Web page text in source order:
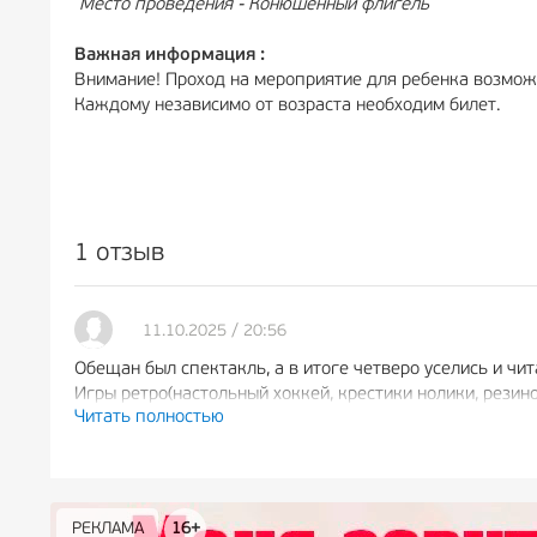
Место проведения - Конюшенный флигель
Важная информация :
Внимание! Проход на мероприятие для ребенка
Каждому независимо от возраста необходим билет.
1 отзыв
11.10.2025 / 20:56
Обещан был спектакль, а в итоге четверо уселись и
Игры ретро(настольный хоккей, крестики нолики,
Ребенку не понравилось и было скучно. В конце
Читать полностью
РЕКЛАМА 16+
РЕКЛАМА 16+
РЕКЛАМА 12+
РЕКЛАМА
РЕКЛАМА 0+
РЕКЛАМА 18+